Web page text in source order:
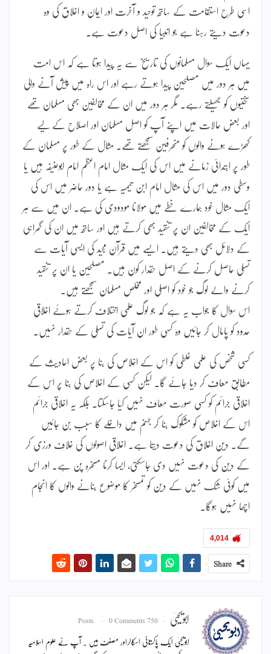
اسی طرح استقامت کے ساتھ توحید و آخرت اور ایمان و اخلاق کی وہ
دعوت دیتے رہنا ہے جو انبیا کی اصل دعوت ہے۔
یہاں ایک سوال مسلمانوں کی تاریخ سے یہ پیدا ہوتا ہے کہ اس امت
میں ہر دور میں مصلحین پیدا ہوتے رہے اور اس راہ میں پیش آنے والی
سختیوں کو جھیلتے رہے۔ مگر ہر دور میں ان کے مخالفین بھی مسلمان تھے
اور بعض حالات میں اپنے آپ کو اصل مسلمان اور اصلاح کے لیے
کھڑے ہونے والوں کو منحرفین سمجھتے تھے۔ مثال کے طور پر مسلمان کے
طور پر ابتدائی زمانے میں اس کی ایک مثال امام اعظم امام ابوحنیفہ ہیں یا
وسطی دور میں اس کی مثال امام ابن تیمیہ ہے یا دور حاضر میں اس کی
ایک مثال خود ہمارے خطے میں مولانا مودودی کی ہے۔ ان میں سے ہر
ایک کے مخالفین ان پر تنقید بھی کرتے ہیں اور ساتھ میں ان کی گمراہی
کے دلائل بھی دیتے ہیں۔ ایسے میں قرآن مجید کی ایسی آیات سے
تسلی حاصل کرنے کے اصل حقدار کون ہیں۔ مصلحین یا ان پر تنقید
کرنے والے لوگ جو خود کو اصلی اور مخلص مسلمان سمجھتے ہیں۔
اس سوال کا جواب یہ ہے کہ جو لوگ علمی اختلاف کرتے ہوئے اخلاقی
حدود کو پامال کر جائیں وہ کسی طور ان آیات کی تسلی کے حقدار نہیں۔
کسی شخص کی علمی غلطی کو اس کے اخلاص کی بنا پر بعض احادیث کے
مطابق معاف کر دیا جائے گا۔ لیکن کسی کے اخلاص کی بنا پر اس کے
اخلاقی جرائم کو کسی صورت معاف نہیں کیا جاسکتا۔ بلکہ یہ اخلاقی جرائم
اس کے اخلاص کو مشکوک بنا کر جہنم میں داخلے کا سبب بن جائیں
گے۔ دین اخلاق کی دعوت دیتا ہے۔ اخلاقی اصولوں کی خلاف ورزی کر
کے دین کی دعوت نہیں دی جاسکتی، ایسا کرنا مسخرہ پن ہے۔ اور اس
میں کوئی شک نہیں کے دین کو تمسخر کا موضوع بنانے والوں کا انجام
اچھا نہیں ہوگا۔
4,014
Share
ابویحییٰ 750 Posts
0 Comments
ابویحییٰ ایک پاکستانی اسکالراور مصنف ہیں ۔ آپ نے علوم اسلامیہ